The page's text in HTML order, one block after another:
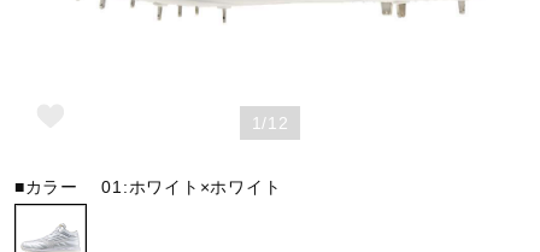
バドミントン
卓球
1/12
■カラー01:ホワイト×ホワイト